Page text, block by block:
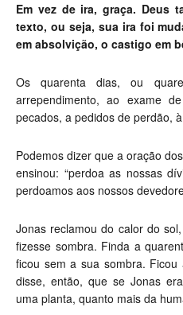
Em vez de ira, graça. Deus
texto, ou seja, sua ira foi
em absolvição, o castigo em
Os quarenta dias, ou
arrependimento, ao exame
pecados, a pedidos de perdão,
Podemos dizer que a oração
ensinou: “perdoa as nossas
perdoamos aos nossos
Jonas reclamou do calor do
fizesse sombra. Finda a
ficou sem a sua sombra.
disse, então, que se Jonas
uma planta, quanto mais da